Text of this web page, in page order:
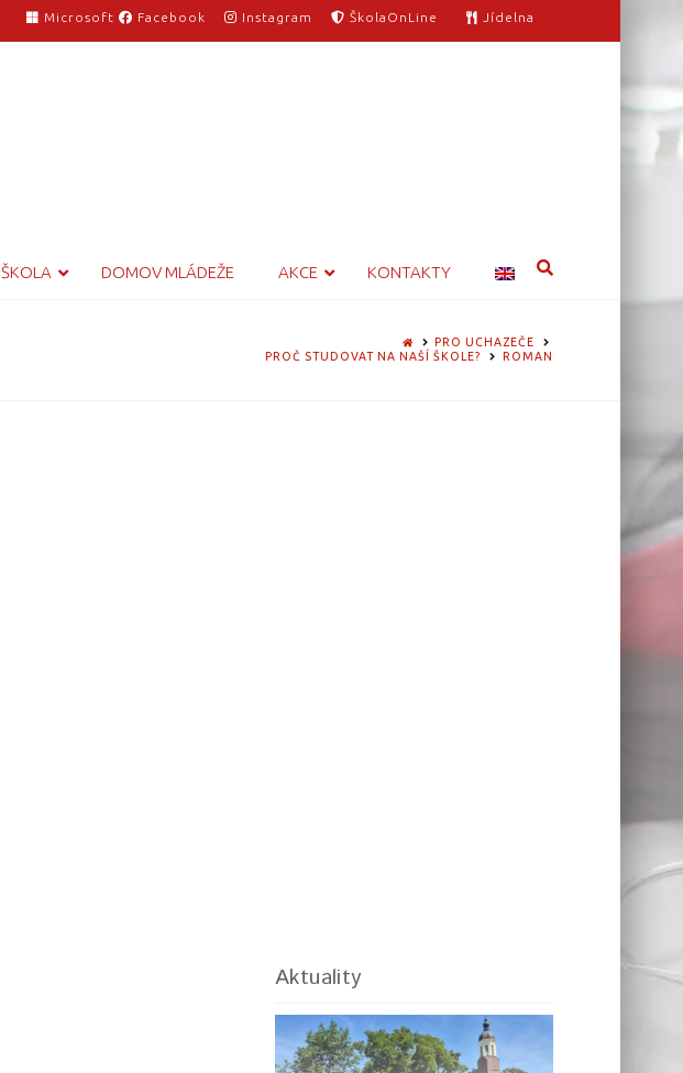
Microsoft Facebook Instagram ŠkolaOnLine Jídelna
ŠKOLA DOMOV MLÁDEŽE AKCE KONTAKTY
HOMEPRO UCHAZEČE
PROČ STUDOVAT NA NAŠÍ ŠKOLE?
ROMAN
Aktuality